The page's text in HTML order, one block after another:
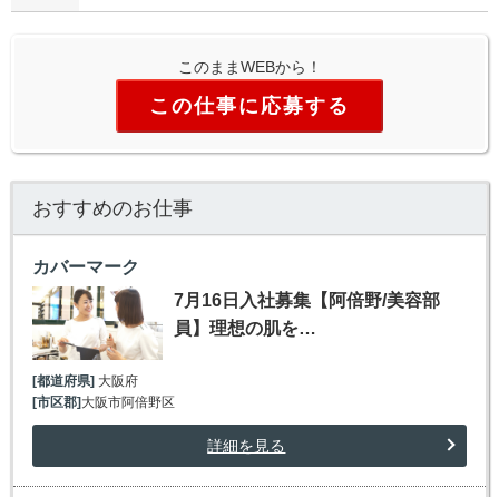
このままWEBから！
この仕事に応募する
おすすめのお仕事
カバーマーク
7月16日入社募集【阿倍野/美容部
員】理想の肌を…
[都道府県] 大阪府
[市区郡] 大阪市阿倍野区
詳細を見る